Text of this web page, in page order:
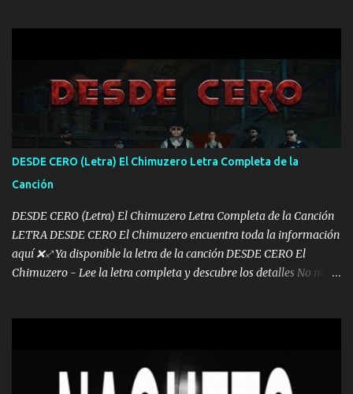
pa más pues hay charola les voy a dar hasta topar pues no hay de
otra Música Surcando bien mi camino voy por mi línea no veo a
los lados aquel que no corre vuela no se me duerm voy chicoteado
Ya pasé varias hazañas ya tienen rato que me agarran el colmillo
de este León los estatales no sé esperaron Al tiro esta la PrimiZa
también la nueve que cargo al lado doy la mano al que su amigo y
al traicionero damos pa abajo Y No me paran aquí hay pa más
pues hay charola les voy a dar hasta topar pues no hay de otra...
DESDE CERO (Letra) El Chimuzero Letra Completa de la
Canción
DESDE CERO (Letra) El Chimuzero Letra Completa de la Canción
LETRA DESDE CERO El Chimuzero encuentra toda la información
aquí ❌♐ Ya disponible la letra de la canción DESDE CERO El
Chimuzero - Lee la letra completa y descubre los detalles No nací
❌ www.elnorteduro.com ❌ Yo No limito los Sueños , si no existe
Uno pues Hallamos Modos , Si me caigo me Levanto, Aprendo Del